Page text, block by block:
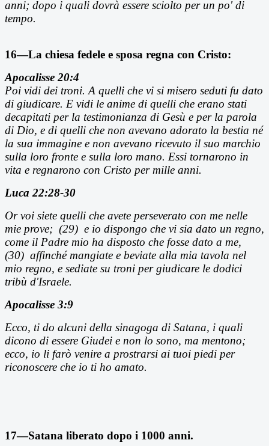
anni; dopo i quali dovrà essere sciolto per un po' di
tempo.
16—La chiesa fedele e sposa regna con Cristo:
Apocalisse 20:4
Poi vidi dei troni. A quelli che vi si misero seduti fu dato
di giudicare. E vidi le anime di quelli che erano stati
decapitati per la testimonianza di Gesù e per la parola
di Dio, e di quelli che non avevano adorato la bestia né
la sua immagine e non avevano ricevuto il suo marchio
sulla loro fronte e sulla loro mano. Essi tornarono in
vita e regnarono con Cristo per mille anni.
Luca 22:28-30
Or voi siete quelli che avete perseverato con me nelle
mie prove; (29) e io dispongo che vi sia dato un regno,
come il Padre mio ha disposto che fosse dato a me,
(30) affinché mangiate e beviate alla mia tavola nel
mio regno, e sediate su troni per giudicare le dodici
tribù d'Israele.
Apocalisse 3:9
Ecco, ti do alcuni della sinagoga di Satana, i quali
dicono di essere Giudei e non lo sono, ma mentono;
ecco, io li farò venire a prostrarsi ai tuoi piedi per
riconoscere che io ti ho amato.
17—Satana liberato dopo i 1000 anni.